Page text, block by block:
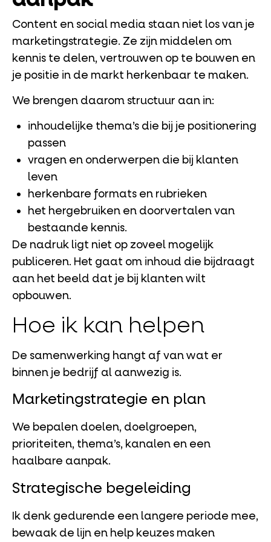
Content en social media staan niet los van je
marketingstrategie. Ze zijn middelen om
kennis te delen, vertrouwen op te bouwen en
je positie in de markt herkenbaar te maken.
We brengen daarom structuur aan in:
inhoudelijke thema’s die bij je positionering
passen
vragen en onderwerpen die bij klanten
leven
herkenbare formats en rubrieken
het hergebruiken en doorvertalen van
bestaande kennis.
De nadruk ligt niet op zoveel mogelijk
publiceren. Het gaat om inhoud die bijdraagt
aan het beeld dat je bij klanten wilt
opbouwen.
Hoe ik kan helpen
De samenwerking hangt af van wat er
binnen je bedrijf al aanwezig is.
Marketingstrategie en plan
We bepalen doelen, doelgroepen,
prioriteiten, thema’s, kanalen en een
haalbare aanpak.
Strategische begeleiding
Ik denk gedurende een langere periode mee,
bewaak de lijn en help keuzes maken